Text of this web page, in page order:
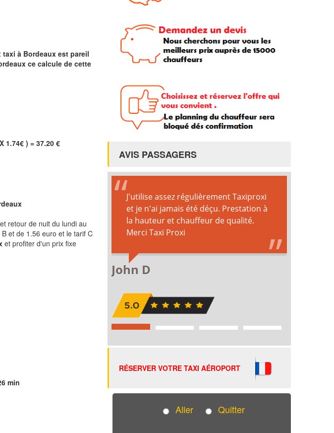
taxi à Bordeaux est pareil
ce calcule de cette
1.74€ ) = 37.20 €
retour de nuit du lundi au
et de 1.56 euro et le tarif C
et profiter d'un prix fixe
min
AVIS PASSAGERS
RÉSERVER VOTRE TAXI AÉROPORT
Aller Quitter